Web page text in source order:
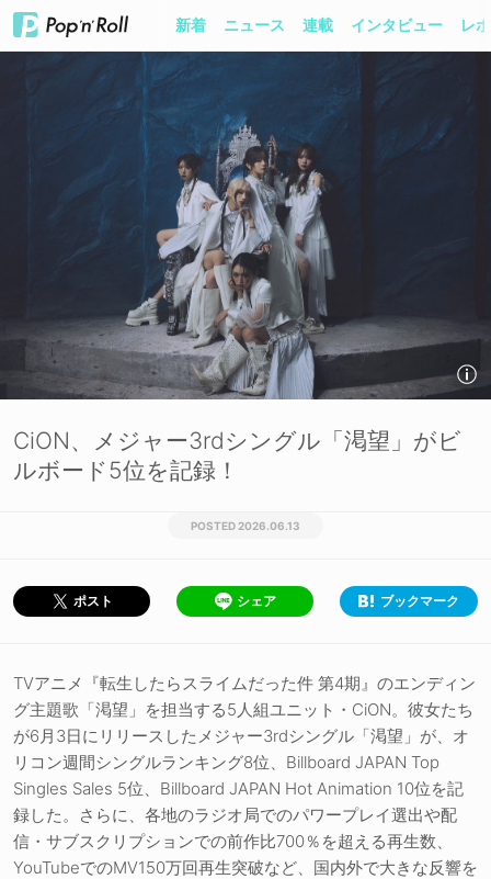
新着 ニュース 連載 インタビュー レ
CiON、メジャー3rdシングル「渇望」がビ
ルボード5位を記録！
2026.06.13
ポスト シェア ブックマーク
TVアニメ『転生したらスライムだった件 第4期』のエンディン
グ主題歌「渇望」を担当する5人組ユニット・CiON。彼女たち
が6月3日にリリースしたメジャー3rdシングル「渇望」が、オ
リコン週間シングルランキング8位、Billboard JAPAN Top
Singles Sales 5位、Billboard JAPAN Hot Animation 10位を記
録した。さらに、各地のラジオ局でのパワープレイ選出や配
信・サブスクリプションでの前作比700％を超える再生数、
YouTubeでのMV150万回再生突破など、国内外で大きな反響を